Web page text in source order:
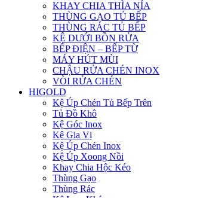
KHAY CHIA THÌA NỈA
THÙNG GẠO TỦ BẾP
THÙNG RÁC TỦ BẾP
KỆ DƯỚI BỒN RỬA
BẾP ĐIỆN – BẾP TỪ
MÁY HÚT MÙI
CHẬU RỬA CHÉN INOX
VÒI RỬA CHÉN
HIGOLD
Kệ Úp Chén Tủ Bếp Trên
Tủ Đồ Khô
Kệ Góc Inox
Kệ Gia Vị
Kệ Úp Chén Inox
Kệ Úp Xoong Nồi
Khay Chia Hộc Kéo
Thùng Gạo
Thùng Rác